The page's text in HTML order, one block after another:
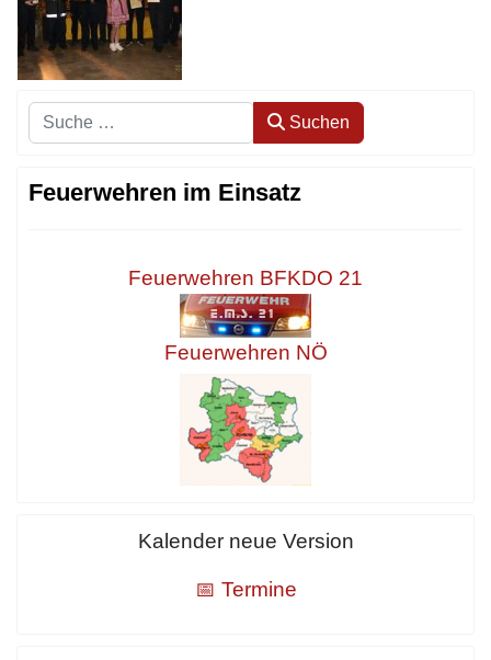
Suchen Suchen
Feuerwehren im Einsatz
Feuerwehren BFKDO 21
Feuerwehren NÖ
Kalender neue Version
📅 Termine